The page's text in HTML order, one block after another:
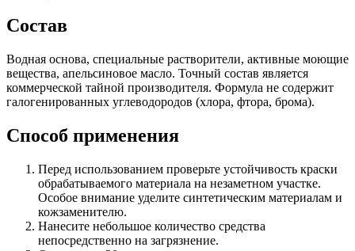
Состав
Водная основа, специальные растворители, активные моющие
вещества, апельсиновое масло. Точный состав является
коммерческой тайной производителя. Формула не содержит
галогенированных углеводородов (хлора, фтора, брома).
Способ применения
Перед использованием проверьте устойчивость краски
обрабатываемого материала на незаметном участке.
Особое внимание уделите синтетическим материалам и
кожзаменителю.
Нанесите небольшое количество средства
непосредственно на загрязнение.